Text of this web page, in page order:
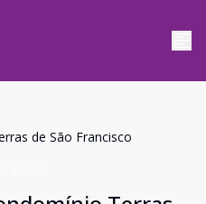
de São Francisco